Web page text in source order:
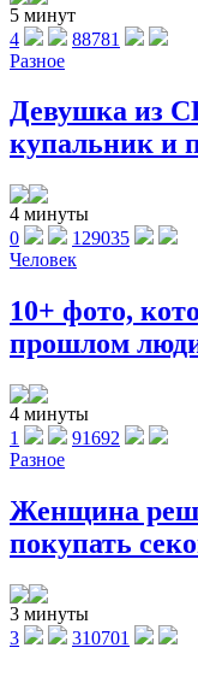
5 минут
4
88781
Разное
Девушка из
купальник и
4 минуты
0
129035
Человек
10+ фото,
прошлом
4 минуты
1
91692
Разное
Женщина
покупать
3 минуты
3
310701